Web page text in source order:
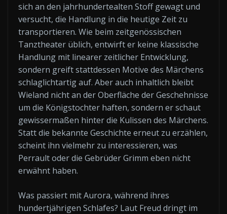
sich an den jahrhundertealten Stoff gewagt und
versucht, die Handlung in die heutige Zeit zu
transportieren. Wie beim zeitgenössischen
Tanztheater üblich, entwirft er keine klassische
Handlung mit linearer zeitlicher Entwicklung,
sondern greift stattdessen Motive des Märchens
schlaglichtartig auf. Aber auch inhaltlich bleibt
Wieland nicht an der Oberfläche der Geschehnisse
um die Königstochter haften, sondern er schaut
gewissermaßen hinter die Kulissen des Märchens.
Statt die bekannte Geschichte erneut zu erzählen,
scheint ihn vielmehr zu interessieren, was
Perrault oder die Gebrüder Grimm eben nicht
erwähnt haben.
Was passiert mit Aurora, während ihres
hundertjährigen Schlafes? Laut Freud dringt im